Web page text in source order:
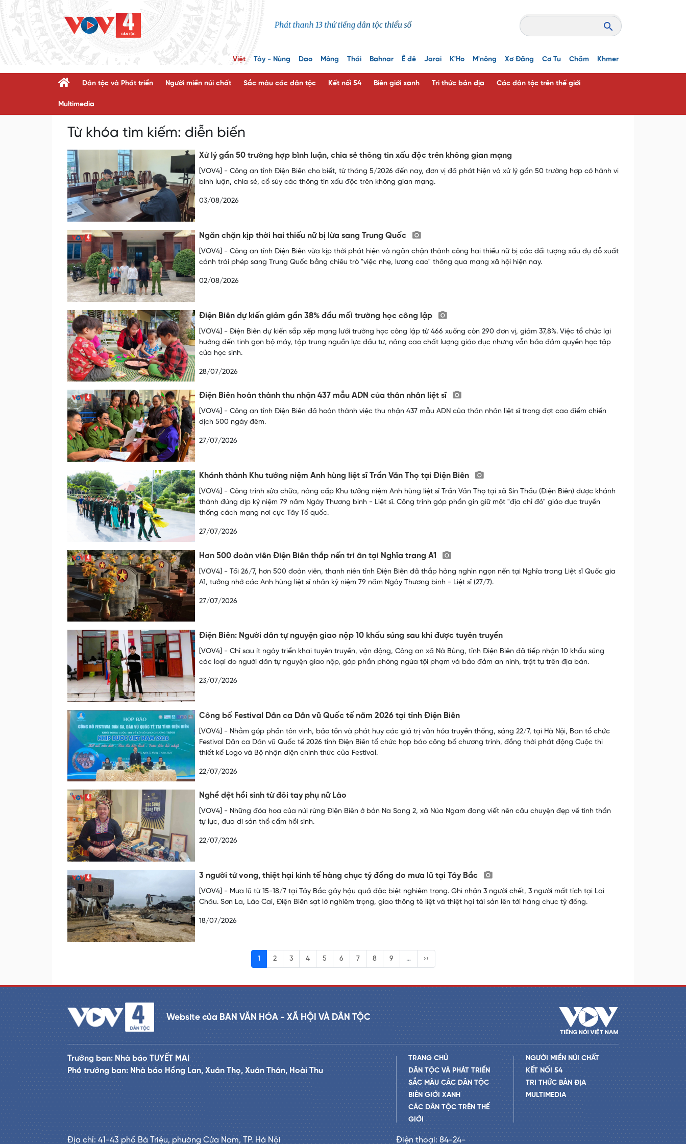
Việt Tày - Nùng Dao Mông Thái Bahnar Ê đê Jarai K'Ho M'nông Xơ Đăng Cơ Tu Chăm Khmer
Dân tộc và Phát triển Người miền núi chất Sắc màu các dân tộc Kết nối 54 Biên giới xanh Tri thức bản địa Các dân tộc trên thế giới
Multimedia
Từ khóa tìm kiếm: diễn biến
Xử lý gần 50 trường hợp bình luận, chia sẻ thông tin xấu độc trên không gian mạng
[VOV4] - Công an tỉnh Điện Biên cho biết, từ tháng 5/2026 đến nay, đơn vị đã phát hiện và xử lý gần 50 trường hợp có hành vi
bình luận, chia sẻ, cổ súy các thông tin xấu độc trên không gian mạng.
03/08/2026
Ngăn chặn kịp thời hai thiếu nữ bị lừa sang Trung Quốc
[VOV4] - Công an tỉnh Điện Biên vừa kịp thời phát hiện và ngăn chặn thành công hai thiếu nữ bị các đối tượng xấu dụ dỗ xuất
cảnh trái phép sang Trung Quốc bằng chiêu trò "việc nhẹ, lương cao" thông qua mạng xã hội hiện nay.
02/08/2026
Điện Biên dự kiến giảm gần 38% đầu mối trường học công lập
[VOV4] - Điện Biên dự kiến sắp xếp mạng lưới trường học công lập từ 466 xuống còn 290 đơn vị, giảm 37,8%. Việc tổ chức lại
hướng đến tinh gọn bộ máy, tập trung nguồn lực đầu tư, nâng cao chất lượng giáo dục nhưng vẫn bảo đảm quyền học tập
của học sinh.
28/07/2026
Điện Biên hoàn thành thu nhận 437 mẫu ADN của thân nhân liệt sĩ
[VOV4] - Công an tỉnh Điện Biên đã hoàn thành việc thu nhận 437 mẫu ADN của thân nhân liệt sĩ trong đợt cao điểm chiến
dịch 500 ngày đêm.
27/07/2026
Khánh thành Khu tưởng niệm Anh hùng liệt sĩ Trần Văn Thọ tại Điện Biên
[VOV4] - Công trình sửa chữa, nâng cấp Khu tưởng niệm Anh hùng liệt sĩ Trần Văn Thọ tại xã Sín Thầu (Điện Biên) được khánh
thành đúng dịp kỷ niệm 79 năm Ngày Thương binh - Liệt sĩ. Công trình góp phần gìn giữ một "địa chỉ đỏ" giáo dục truyền
thống cách mạng nơi cực Tây Tổ quốc.
27/07/2026
Hơn 500 đoàn viên Điện Biên thắp nến tri ân tại Nghĩa trang A1
[VOV4] - Tối 26/7, hơn 500 đoàn viên, thanh niên tỉnh Điện Biên đã thắp hàng nghìn ngọn nến tại Nghĩa trang Liệt sĩ Quốc gia
A1, tưởng nhớ các Anh hùng liệt sĩ nhân kỷ niệm 79 năm Ngày Thương binh - Liệt sĩ (27/7).
27/07/2026
Điện Biên: Người dân tự nguyện giao nộp 10 khẩu súng sau khi được tuyên truyền
[VOV4] - Chỉ sau ít ngày triển khai tuyên truyền, vận động, Công an xã Nà Bủng, tỉnh Điện Biên đã tiếp nhận 10 khẩu súng
các loại do người dân tự nguyện giao nộp, góp phần phòng ngừa tội phạm và bảo đảm an ninh, trật tự trên địa bàn.
23/07/2026
Công bố Festival Dân ca Dân vũ Quốc tế năm 2026 tại tỉnh Điện Biên
[VOV4] - Nhằm góp phần tôn vinh, bảo tồn và phát huy các giá trị văn hóa truyền thống, sáng 22/7, tại Hà Nội, Ban tổ chức
Festival Dân ca Dân vũ Quốc tế 2026 tỉnh Điện Biên tổ chức họp báo công bố chương trình, đồng thời phát động Cuộc thi
thiết kế Logo và Bộ nhận diện chính thức của Festival.
22/07/2026
Nghề dệt hồi sinh từ đôi tay phụ nữ Lào
[VOV4] - Những đóa hoa của núi rừng Điện Biên ở bản Na Sang 2, xã Núa Ngam đang viết nên câu chuyện đẹp về tinh thần
tự lực, đưa di sản thổ cẩm hồi sinh.
22/07/2026
3 người tử vong, thiệt hại kinh tế hàng chục tỷ đồng do mưa lũ tại Tây Bắc
[VOV4] - Mưa lũ từ 15-18/7 tại Tây Bắc gây hậu quả đặc biệt nghiêm trọng. Ghi nhận 3 người chết, 3 người mất tích tại Lai
Châu. Sơn La, Lào Cai, Điện Biên sạt lở nghiêm trọng, giao thông tê liệt và thiệt hại tài sản lên tới hàng chục tỷ đồng.
18/07/2026
1 2 3 4 5 6 7 8 9 … ››
Website của BAN VĂN HÓA - XÃ HỘI VÀ DÂN TỘC
Trưởng ban: Nhà báo TUYẾT MAI
Phó trưởng ban: Nhà báo Hồng Lan, Xuân Thọ, Xuân Thân, Hoài Thu
TRANG CHỦ
DÂN TỘC VÀ PHÁT TRIỂN
SẮC MÀU CÁC DÂN TỘC
BIÊN GIỚI XANH
CÁC DÂN TỘC TRÊN THẾ
GIỚI
NGƯỜI MIỀN NÚI CHẤT
KẾT NỐI 54
TRI THỨC BẢN ĐỊA
MULTIMEDIA
Địa chỉ: 41-43 phố Bà Triệu, phường Cửa Nam, TP. Hà Nội Điện thoại: 84-24-